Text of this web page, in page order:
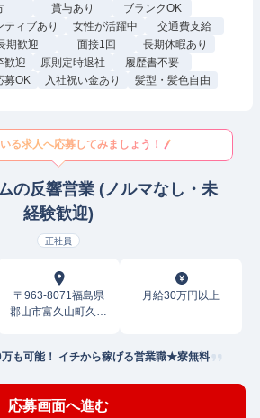
賞与あり
ブランクOK
ティブあり 女性が活躍中
交通費支給
期歓迎 面接1回
長期休暇あり
歓迎 原則定時退社
履歴書不要
募OK 入社祝い金あり 髪型・髪色自由
る求人へ応募してみましょう！
の反響営業 (ノルマなし・未
経験歓迎)
正社員
〒963-8071福島県
郡山市富久山町久保
月給30万円以上
も可能！ イチから稼げる営業職★寮無料
応募画面へ進む